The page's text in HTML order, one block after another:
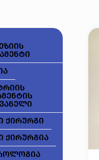
ქირურგი
ქირურგია